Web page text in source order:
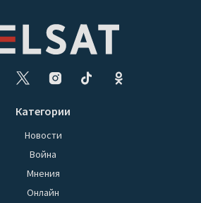
Категории
Новости
Война
Мнения
Онлайн